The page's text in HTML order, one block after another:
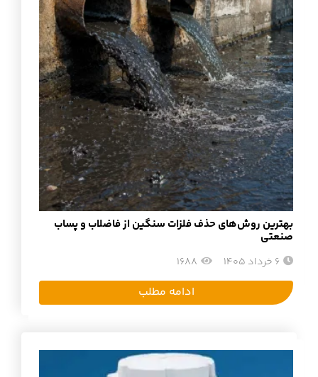
بهترین روش‌های حذف فلزات سنگین از فاضلاب و پساب
صنعتی
6 خرداد 1405 1688
ادامه مطلب